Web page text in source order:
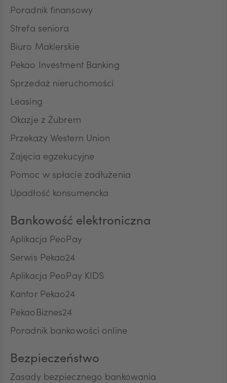
SEK
TRY
ZAR
Poradnik finansowy
Strefa seniora
Biuro Maklerskie
Pekao Investment Banking
Sprzedaż nieruchomości
Leasing
Okazje z Żubrem
Przekazy Western Union
Zajęcia egzekucyjne
Pomoc w spłacie zadłużenia
Upadłość konsumencka
Bankowość elektroniczna
Aplikacja PeoPay
Serwis Pekao24
Aplikacja PeoPay KIDS
Kantor Pekao24
PekaoBiznes24
Poradnik bankowości online
Bezpieczeństwo
Zasady bezpiecznego bankowania